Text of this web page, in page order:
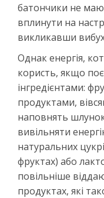
батончики не
вплинути на
викликавши
Однак енергія,
користь, якщо
інгредієнтами:
продуктами,
наповнять
вивільняти
натуральних
фруктах) або
повільніше
продуктах, які